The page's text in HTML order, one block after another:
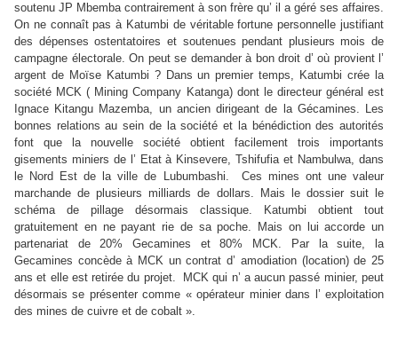
soutenu JP Mbemba contrairement à son frère qu’ il a géré ses affaires.
On ne connaît pas à Katumbi de véritable fortune personnelle justifiant
des dépenses ostentatoires et soutenues pendant plusieurs mois de
campagne électorale. On peut se demander à bon droit d’ où provient l’
argent de Moïse Katumbi ? Dans un premier temps, Katumbi crée la
société MCK ( Mining Company Katanga) dont le directeur général est
Ignace Kitangu Mazemba, un ancien dirigeant de la Gécamines. Les
bonnes relations au sein de la société et la bénédiction des autorités
font que la nouvelle société obtient facilement trois importants
gisements miniers de l’ Etat à Kinsevere, Tshifufia et Nambulwa, dans
le Nord Est de la ville de Lubumbashi.
Ces mines ont une valeur
marchande de plusieurs milliards de dollars. Mais le dossier suit le
schéma de pillage désormais classique. Katumbi obtient tout
gratuitement en ne payant rie de sa poche. Mais on lui accorde un
partenariat de 20% Gecamines et 80% MCK. Par la suite, la
Gecamines concède à MCK un contrat d’ amodiation (location) de 25
ans et elle est retirée du projet.
MCK qui n’ a aucun passé minier, peut
désormais se présenter comme « opérateur minier dans l’ exploitation
des mines de cuivre et de cobalt ».